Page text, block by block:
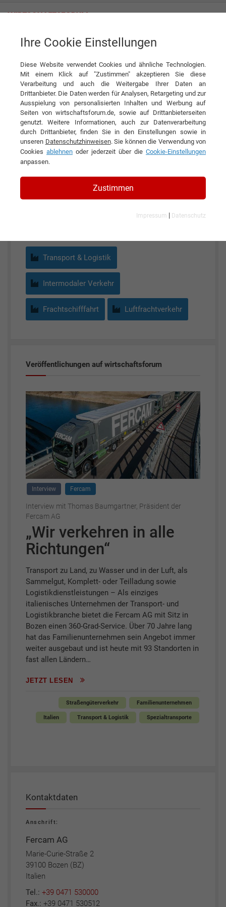
Fercam AG
KONTAKT
Fercam AG
Transport & Logistik
Intermodaler Verkehr
Frachtschifffahrt Luftfrachtverkehr
Veröffentlichungen auf wirtschaftsforum
Interview Fercam
Interview mit Thomas Baumgartner, Präsident der
Fercam AG
„Wir verkehren in alle
Richtungen“
Transport zu Land, zu Wasser und in der Luft, als
Sammelgut, Komplett- oder Teilladung sowie
Logistikdienstleistungen – Als einziges
italienisches Unternehmen der Transport- und
Logistikbranche bietet die Fercam AG mit Sitz in
Bozen einen 360-Grad-Service. Über 70 Jahre lang
hat das Familienunternehmen sein Angebot immer
weiter ausgebaut und ist heute mit 93 Standorten in
fast allen Ländern…
JETZT LESEN
Straßengüterverkehr Familienunternehmen
Italien Transport & Logistik Spezialtransporte
Kontaktdaten
Anschrift:
Fercam AG
Marie-Curie-Straße 2
39100 Bozen (BZ)
Italien
Tel.: +39 0471 530000
Fax.: +39 0471 530512
Ihre Cookie Einstellungen
Diese Website verwendet Cookies und ähnliche Technologien.
Mit einem Klick auf "Zustimmen" akzeptieren Sie diese
Verarbeitung und auch die Weitergabe Ihrer Daten an
Drittanbieter. Die Daten werden für Analysen, Retargeting und zur
Ausspielung von personalisierten Inhalten und Werbung auf
Seiten von wirtschaftsforum.de, sowie auf Drittanbieterseiten
genutzt. Weitere Informationen, auch zur Datenverarbeitung
durch Drittanbieter, finden Sie in den Einstellungen sowie in
unseren Datenschutzhinweisen. Sie können die Verwendung von
Cookies ablehnen oder jederzeit über die Cookie-Einstellungen
anpassen.
Zustimmen
Impressum | Datenschutz